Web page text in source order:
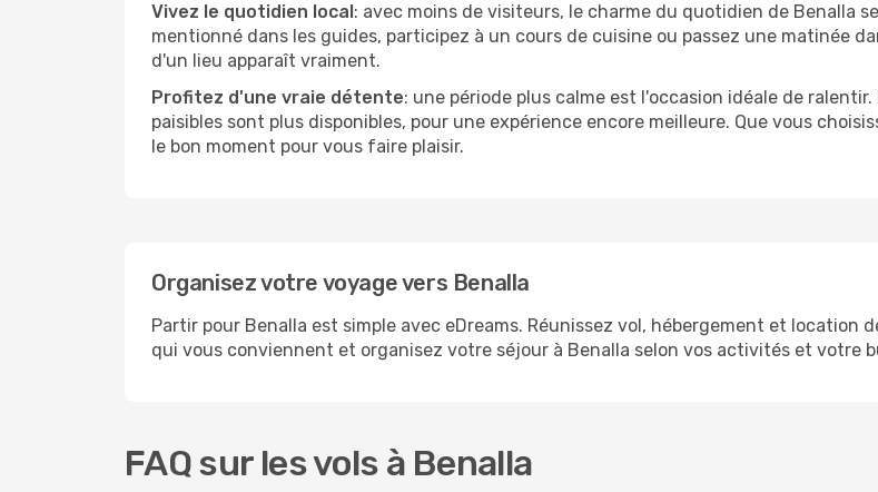
Vivez le quotidien local: avec moins de visiteurs, le charme du quotidien de Benalla
mentionné dans les guides, participez à un cours de cuisine ou passez une matinée
d'un lieu apparaît vraiment.
Profitez d'une vraie détente: une période plus calme est l'occasion idéale de
paisibles sont plus disponibles, pour une expérience encore meilleure. Que vous
le bon moment pour vous faire plaisir.
Organisez votre voyage vers Benalla
Partir pour Benalla est simple avec eDreams. Réunissez vol, hébergement et location
qui vous conviennent et organisez votre séjour à Benalla selon vos activités et votre
FAQ sur les vols à Benalla